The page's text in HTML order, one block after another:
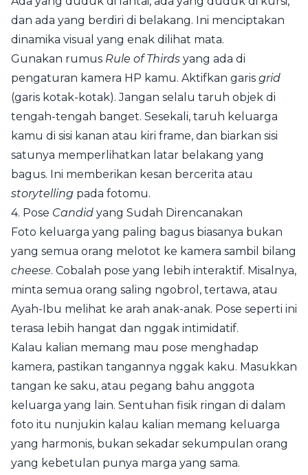
dan ada yang berdiri di belakang. Ini menciptakan
dinamika visual yang enak dilihat mata.
Gunakan rumus Rule of Thirds yang ada di
pengaturan kamera HP kamu. Aktifkan garis grid
(garis kotak-kotak). Jangan selalu taruh objek di
tengah-tengah banget. Sesekali, taruh keluarga
kamu di sisi kanan atau kiri frame, dan biarkan sisi
satunya memperlihatkan latar belakang yang
bagus. Ini memberikan kesan bercerita atau
storytelling pada fotomu.
4. Pose Candid yang Sudah Direncanakan
Foto keluarga yang paling bagus biasanya bukan
yang semua orang melotot ke kamera sambil bilang
cheese. Cobalah pose yang lebih interaktif. Misalnya,
minta semua orang saling ngobrol, tertawa, atau
Ayah-Ibu melihat ke arah anak-anak. Pose seperti ini
terasa lebih hangat dan nggak intimidatif.
Kalau kalian memang mau pose menghadap
kamera, pastikan tangannya nggak kaku. Masukkan
tangan ke saku, atau pegang bahu anggota
keluarga yang lain. Sentuhan fisik ringan di dalam
foto itu nunjukin kalau kalian memang keluarga
yang harmonis, bukan sekadar sekumpulan orang
yang kebetulan punya marga yang sama.